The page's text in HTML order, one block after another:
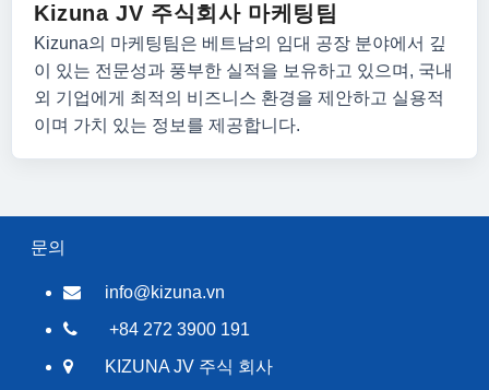
Kizuna JV 주식회사 마케팅팀
Kizuna의 마케팅팀은 베트남의 임대 공장 분야에서 깊
이 있는 전문성과 풍부한 실적을 보유하고 있으며, 국내
외 기업에게 최적의 비즈니스 환경을 제안하고 실용적
이며 가치 있는 정보를 제공합니다.
문의
info@kizuna.vn
+84 272 3900 191
KIZUNA JV 주식 회사